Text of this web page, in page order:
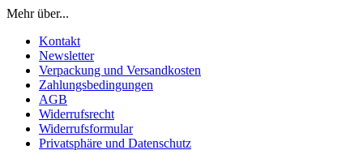
Mehr über...
Kontakt
Newsletter
Verpackung und Versandkosten
Zahlungsbedingungen
AGB
Widerrufsrecht
Widerrufsformular
Privatsphäre und Datenschutz